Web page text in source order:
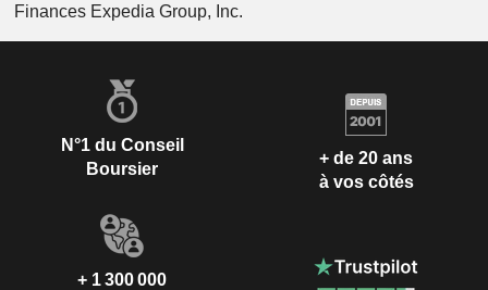
Finances Expedia Group, Inc.
N°1 du Conseil
Boursier
+ de 20 ans
à vos côtés
+ 1 300 000